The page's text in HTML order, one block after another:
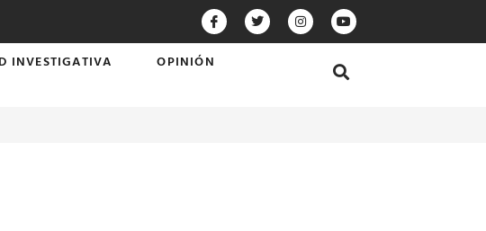
INVESTIGATIVA OPINIÓN